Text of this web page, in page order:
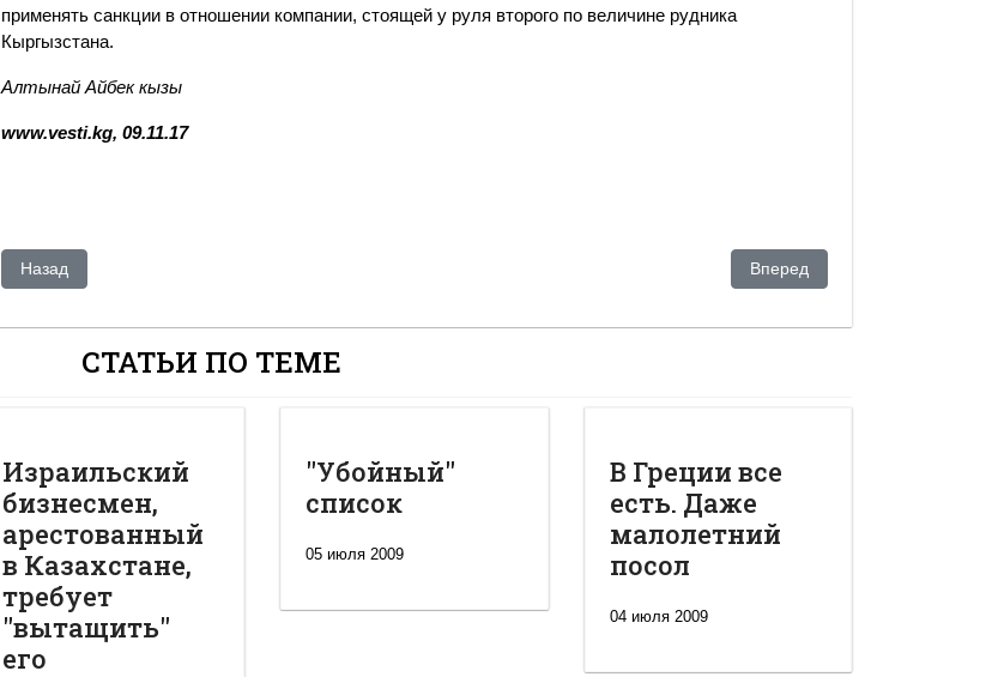
применять санкции в отношении компании, стоящей у руля второго по величине рудника
Кыргызстана.
Алтынай Айбек кызы
www.vesti.kg, 09.11.17
Предыдущий: «Внезапное прозрение» Мынбаева и «спасаемые» банки
Назад Следующий: Неожиданное
Вперед
СТАТЬИ ПО ТЕМЕ
Израильский
бизнесмен,
арестованный
в Казахстане,
требует
"вытащить"
его
"Убойный"
список
05 июля 2009
В Греции все
есть. Даже
малолетний
посол
04 июля 2009